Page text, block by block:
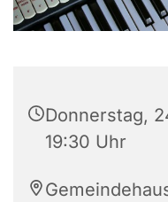
Donnerstag,
19:30 Uhr